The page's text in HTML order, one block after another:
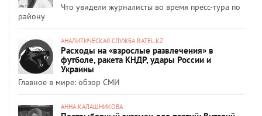
Что увидели журналисты во время пресс-тура по
району
АНАЛИТИЧЕСКАЯ СЛУЖБА RATEL.KZ
Расходы на «взрослые развлечения» в
футболе, ракета КНДР, удары России и
Украины
Главное в мире: обзор СМИ
АННА КАЛАШНИКОВА